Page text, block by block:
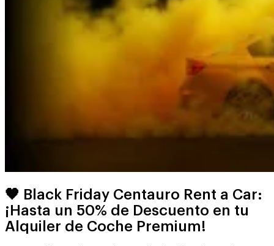
🖤 Black Friday Centauro Rent a Car:
¡Hasta un 50% de Descuento en tu
Alquiler de Coche Premium!